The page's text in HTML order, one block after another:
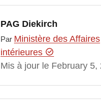
PAG Diekirch
Par Ministère des Affaires
intérieures
Mis à jour le February 5,